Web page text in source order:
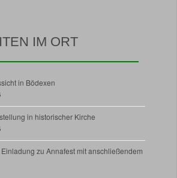
IM ORT
in Bödexen
in historischer Kirche
zu Annafest mit anschließendem